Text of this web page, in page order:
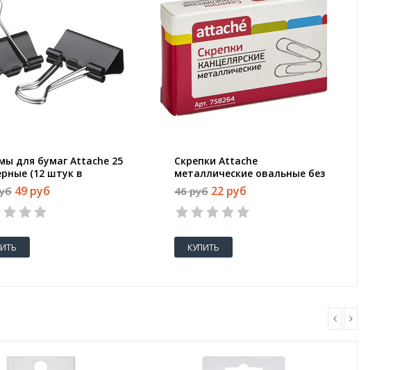
для бумаг Attache 25
(12 штук в
49 руб
Скрепки Attache
металлические овальные без
покрытия 28 мм (100 штук в
упаковке)
46 руб 22 руб
КУПИТЬ